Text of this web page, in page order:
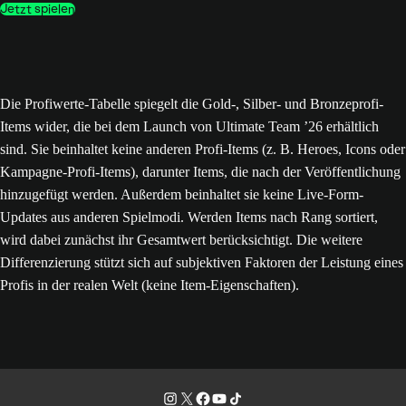
Jetzt spielen
Die Profiwerte-Tabelle spiegelt die Gold-, Silber- und Bronzeprofi-
Items wider, die bei dem Launch von Ultimate Team ’26 erhältlich
sind. Sie beinhaltet keine anderen Profi-Items (z. B. Heroes, Icons oder
Kampagne-Profi-Items), darunter Items, die nach der Veröffentlichung
hinzugefügt werden. Außerdem beinhaltet sie keine Live-Form-
Updates aus anderen Spielmodi. Werden Items nach Rang sortiert,
wird dabei zunächst ihr Gesamtwert berücksichtigt. Die weitere
Differenzierung stützt sich auf subjektiven Faktoren der Leistung eines
Profis in der realen Welt (keine Item-Eigenschaften).